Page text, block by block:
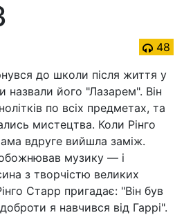
48
до школи після життя у
назвали його "Лазарем". Він
по всіх предметах, та
мистецтва. Коли Рінго
вдруге вийшла заміж.
музику — і
з творчістю великих
Старр пригадає: "Він був
я навчився від Гаррі".